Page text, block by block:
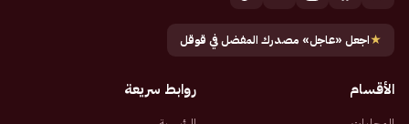
★اجعل «عاجل» مصدرك المفضل في قوقل
الأقسام روابط سريعة